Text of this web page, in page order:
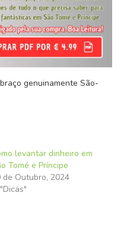
genuinamente São-
levantar dinheiro em
Tomé e Príncipe
de Outubro, 2024